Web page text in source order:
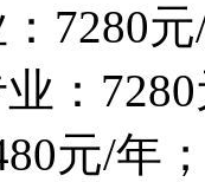
7280
：
元/年